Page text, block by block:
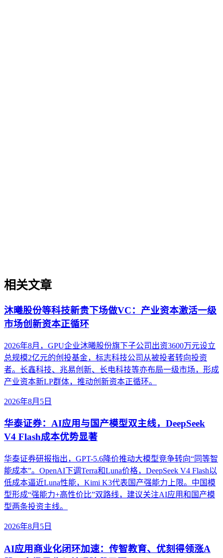
相关文章
沐曦股份等科技新贵下场做VC：产业资本激活一级
市场创新资本正循环
2026年8月，GPU企业沐曦股份旗下子公司出资3600万元设立
总规模2亿元的创投基金，标志科技公司从被投者转向投资
者。长鑫科技、兆易创新、长电科技等亦布局一级市场，形成
产业资本新LP群体，推动创新资本正循环。
2026年8月5日
华泰证券：AI应用与国产模型双主线，DeepSeek
V4 Flash成本优势显著
华泰证券研报指出，GPT-5.6降价推动大模型竞争转向“同等智
能成本”。OpenAI下调Terra和Luna价格，DeepSeek V4 Flash以
低成本逼近Luna性能，Kimi K3代表国产强能力上限。中国模
型形成“强能力+高性价比”双路线，建议关注AI应用和国产模
型两条投资主线。
2026年8月5日
AI应用商业化闭环加速：传智教育、优刻得领涨A